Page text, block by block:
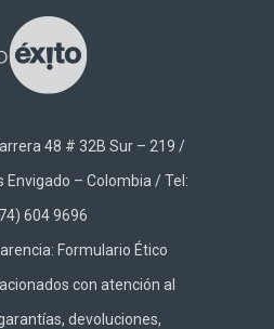
48 # 32B Sur – 219 /
Envigado – Colombia / Tel:
604 9696
Formulario Ético
con atención al
devoluciones,